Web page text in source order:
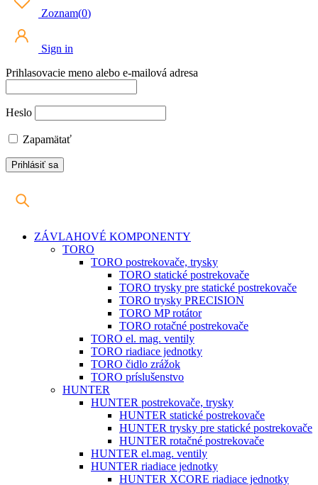
Zoznam(0)
Sign in
Prihlasovacie meno alebo e-mailová adresa
Heslo
Zapamätať
ZÁVLAHOVÉ KOMPONENTY
TORO
TORO postrekovače, trysky
TORO statické postrekovače
TORO trysky pre statické postrekovače
TORO trysky PRECISION
TORO MP rotátor
TORO rotačné postrekovače
TORO el. mag. ventily
TORO riadiace jednotky
TORO čidlo zrážok
TORO príslušenstvo
HUNTER
HUNTER postrekovače, trysky
HUNTER statické postrekovače
HUNTER trysky pre statické postrekovače
HUNTER rotačné postrekovače
HUNTER el.mag. ventily
HUNTER riadiace jednotky
HUNTER XCORE riadiace jednotky